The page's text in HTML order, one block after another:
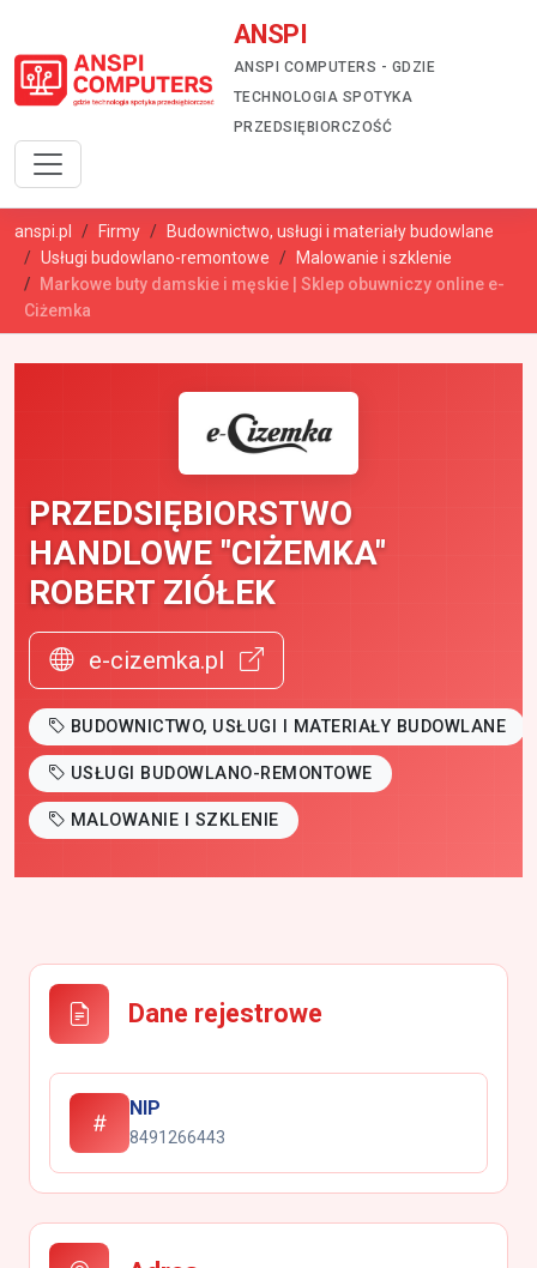
ANSPI
ANSPI COMPUTERS - GDZIE
TECHNOLOGIA SPOTYKA
PRZEDSIĘBIORCZOŚĆ
anspi.pl Firmy
Budownictwo, usługi i materiały budowlane
Usługi budowlano-remontowe
Malowanie i szklenie
Markowe buty damskie i męskie | Sklep obuwniczy online e-
Ciżemka
PRZEDSIĘBIORSTWO
HANDLOWE "CIŻEMKA"
ROBERT ZIÓŁEK
e-cizemka.pl
BUDOWNICTWO, USŁUGI I MATERIAŁY BUDOWLANE
USŁUGI BUDOWLANO-REMONTOWE
MALOWANIE I SZKLENIE
Dane rejestrowe
NIP
8491266443